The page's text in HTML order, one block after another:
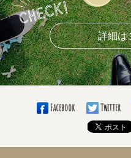
好きなブーケの形(13) 好きな
着たいカラードレスの色(5) 好
好きなナプキンの折り方(5) 愛
使っている手帳の柄は？(9) 必
通勤時間(5) 大きい目標(10)
いつまでこの仕事する？(14)
詳細は
Facebook Twitter